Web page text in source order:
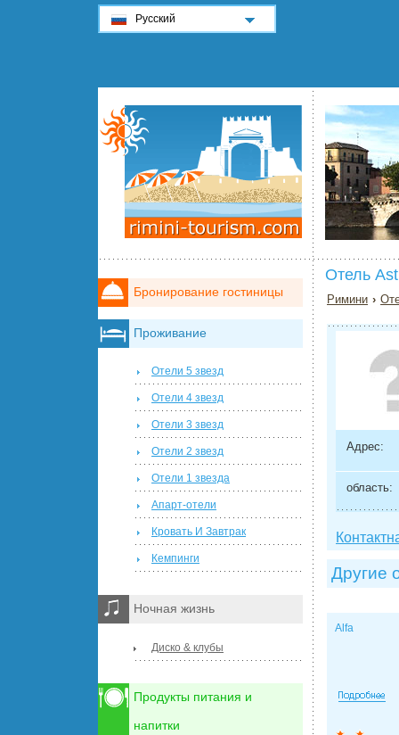
Отель
Римини ›
Адрес:
область:
Другие
Alfa
Бронирование гостиницы
Проживание
Отели 5 звезд
Отели 4 звезд
Отели 3 звезд
Отели 2 звезд
Отели 1 звезда
Апарт-отели
Кровать И Завтрак
Кемпинги
Ночная жизнь
Диско & клубы
Продукты питания и
напитки
Русский